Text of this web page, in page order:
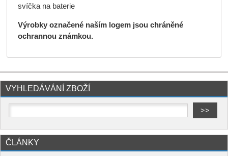
svíčka na baterie
Výrobky označené naším logem jsou chráněné
ochrannou známkou.
VYHLEDÁVÁNÍ ZBOŽÍ
ČLÁNKY